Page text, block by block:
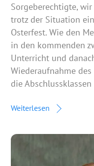
Sorgeberechtigte,
trotz der Situation
Osterfest. Wie den
in den kommenden
Unterricht und
Wiederaufnahme
die
Weiterlesen